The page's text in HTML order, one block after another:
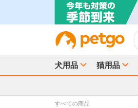
犬用品 猫用品
すべての商品